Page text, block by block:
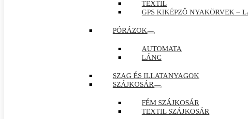
TEXTIL
GPS KIKÉPZŐ NYAKÖRVEK –
PÓRÁZOK
AUTOMATA
LÁNC
SZAG ÉS ILLATANYAGOK
SZÁJKOSÁR
FÉM SZÁJKOSÁR
TEXTIL SZÁJKOSÁR